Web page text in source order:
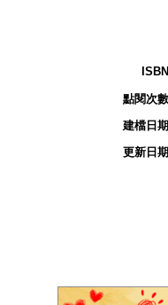
ISBN
點閱次數
建檔日期
更新日期